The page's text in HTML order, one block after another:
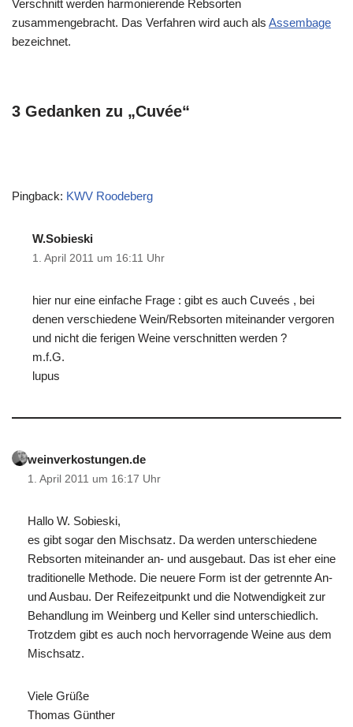
Verschnitt werden harmonierende Rebsorten
zusammengebracht. Das Verfahren wird auch als Assembage
bezeichnet.
3 Gedanken zu „Cuvée“
Pingback: KWV Roodeberg
W.Sobieski
1. April 2011 um 16:11 Uhr
hier nur eine einfache Frage : gibt es auch Cuveés , bei
denen verschiedene Wein/Rebsorten miteinander vergoren
und nicht die ferigen Weine verschnitten werden ?
m.f.G.
lupus
weinverkostungen.de
1. April 2011 um 16:17 Uhr
Hallo W. Sobieski,
es gibt sogar den Mischsatz. Da werden unterschiedene
Rebsorten miteinander an- und ausgebaut. Das ist eher eine
traditionelle Methode. Die neuere Form ist der getrennte An-
und Ausbau. Der Reifezeitpunkt und die Notwendigkeit zur
Behandlung im Weinberg und Keller sind unterschiedlich.
Trotzdem gibt es auch noch hervorragende Weine aus dem
Mischsatz.
Viele Grüße
Thomas Günther